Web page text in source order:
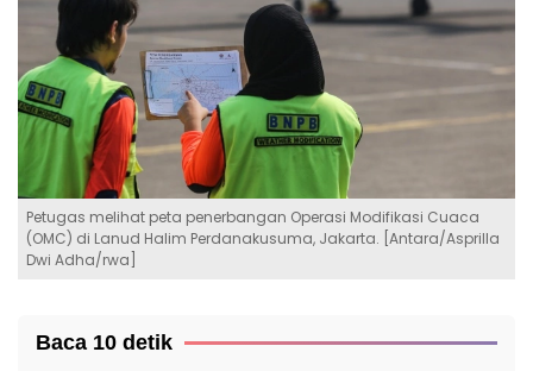
Petugas melihat peta penerbangan Operasi Modifikasi Cuaca
(OMC) di Lanud Halim Perdanakusuma, Jakarta. [Antara/Asprilla
Dwi Adha/rwa]
Baca 10 detik